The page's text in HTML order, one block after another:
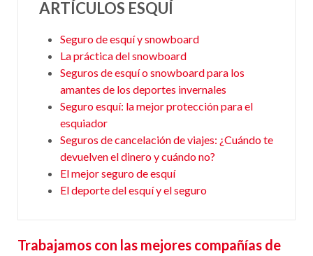
ARTÍCULOS ESQUÍ
Seguro de esquí y snowboard
La práctica del snowboard
Seguros de esquí o snowboard para los
amantes de los deportes invernales
Seguro esquí: la mejor protección para el
esquiador
Seguros de cancelación de viajes: ¿Cuándo te
devuelven el dinero y cuándo no?
El mejor seguro de esquí
El deporte del esquí y el seguro
Trabajamos con las mejores compañías de